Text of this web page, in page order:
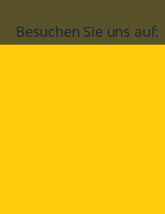
Besuchen Sie uns auf: